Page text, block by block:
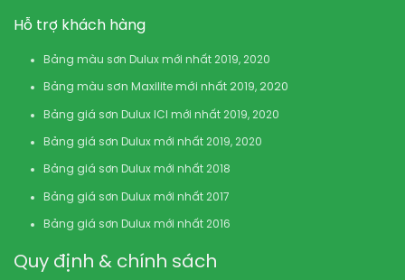
Hỗ trợ khách hàng
Bảng màu sơn Dulux mới nhất 2019, 2020
Bảng màu sơn Maxilite mới nhất 2019, 2020
Bảng giá sơn Dulux ICI mới nhất 2019, 2020
Bảng giá sơn Dulux mới nhất 2019, 2020
Bảng giá sơn Dulux mới nhất 2018
Bảng giá sơn Dulux mới nhất 2017
Bảng giá sơn Dulux mới nhất 2016
Quy định & chính sách